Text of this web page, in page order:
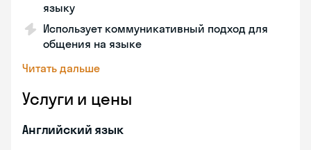
языку
Использует коммуникативный подход для
общения на языке
Читать дальше
Услуги и цены
Английский язык